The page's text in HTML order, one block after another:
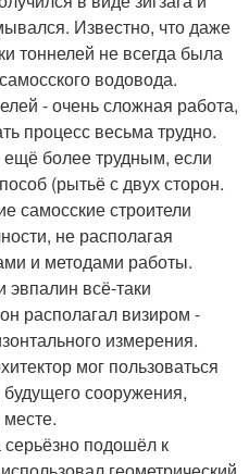
Известно, что даже
тоннелей не всегда была
водовода.
- очень сложная работа,
процесс весьма трудно.
более трудным, если
(рытьё с двух сторон.
самосские строители
не располагая
и методами работы.
эвпалин всё-таки
располагал визиром -
измерения.
мог пользоваться
сооружения,
подошёл к